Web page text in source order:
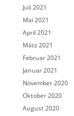
Juli 2021
Mai 2021
April 2021
März 2021
Februar 2021
Januar 2021
November 2020
Oktober 2020
August 2020